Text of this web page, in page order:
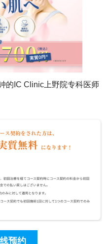
的IC Clinic上野院专科医师
预约